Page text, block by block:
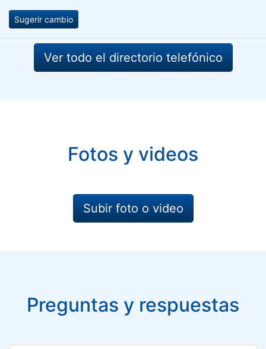
Sugerir cambio
Ver todo el directorio telefónico
Fotos y videos
Subir foto o video
Preguntas y respuestas